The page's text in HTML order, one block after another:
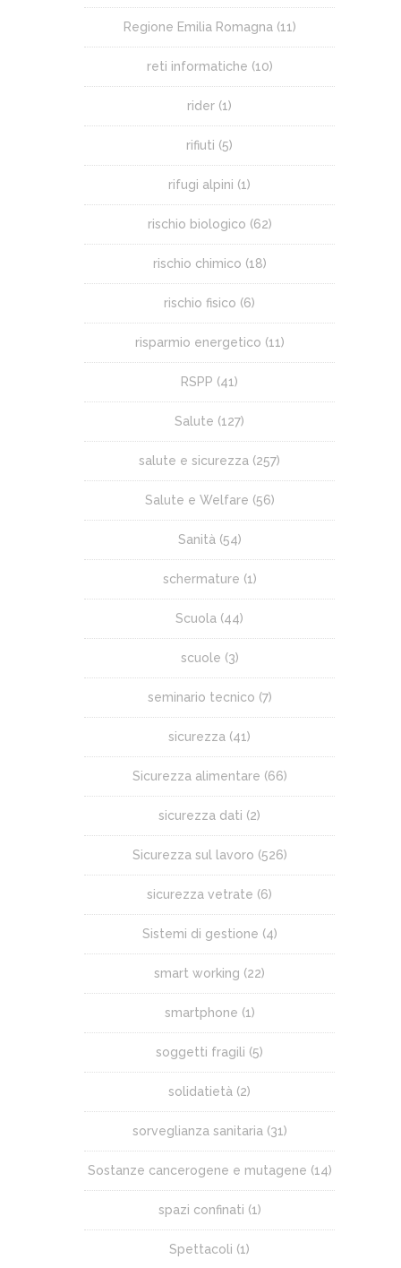
Regione Emilia Romagna(11)
reti informatiche (10)
rider (1)
rifiuti (5)
rifugi alpini (1)
rischio biologico (62)
rischio chimico (18)
rischio fisico (6)
risparmio energetico (11)
RSPP (41)
Salute (127)
salute e sicurezza (257)
Salute e Welfare (56)
Sanità(54)
schermature (1)
Scuola (44)
scuole (3)
seminario tecnico (7)
sicurezza (41)
Sicurezza alimentare (66)
sicurezza dati (2)
Sicurezza sul lavoro (526)
sicurezza vetrate (6)
Sistemi di gestione (4)
smart working (22)
smartphone (1)
soggetti fragili (5)
solidatietà (2)
sorveglianza sanitaria(31)
Sostanze cancerogene e mutagene (14)
spazi confinati (1)
Spettacoli (1)